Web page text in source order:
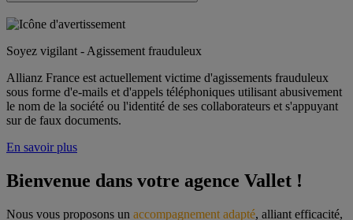
Soyez vigilant - Agissement frauduleux
Allianz France est actuellement victime d'agissements frauduleux
sous forme d'e-mails et d'appels téléphoniques utilisant abusivement
le nom de la société ou l'identité de ses collaborateurs et s'appuyant
sur de faux documents.
En savoir plus
Bienvenue dans votre agence Vallet !
Nous vous proposons un accompagnement adapté, alliant efficacité,